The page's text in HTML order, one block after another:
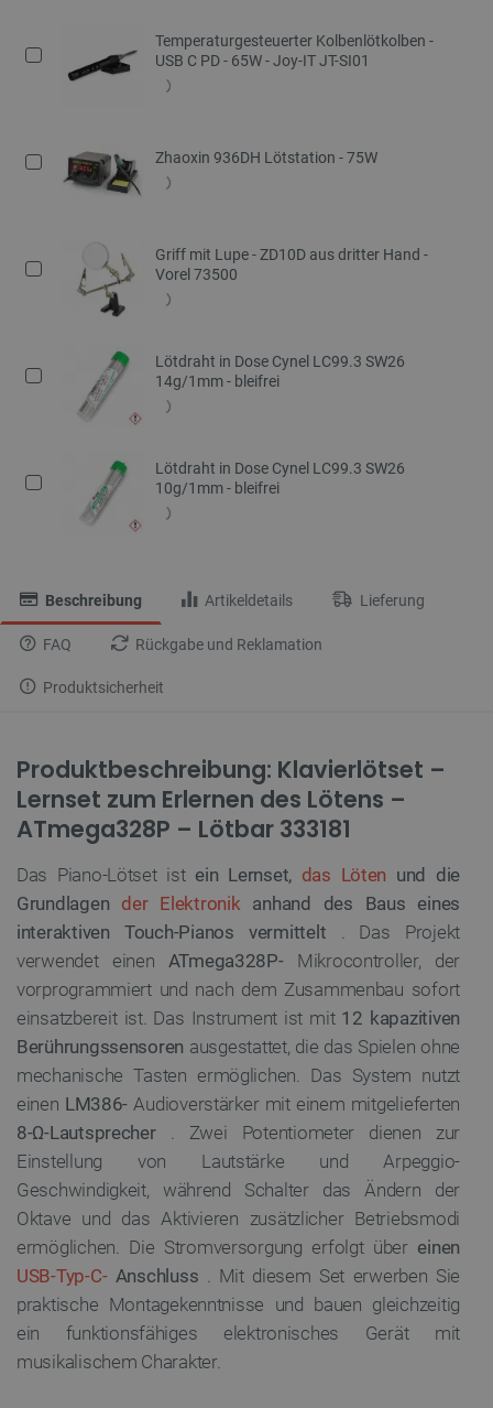
Temperaturgesteuerter Kolbenlötkolben -
USB C PD - 65W - Joy-IT JT-SI01
Zhaoxin 936DH Lötstation - 75W
Griff mit Lupe - ZD10D aus dritter Hand -
Vorel 73500
Lötdraht in Dose Cynel LC99.3 SW26
14g/1mm - bleifrei
Lötdraht in Dose Cynel LC99.3 SW26
10g/1mm - bleifrei
Beschreibung Artikeldetails Lieferung
FAQ Rückgabe und Reklamation
Produktsicherheit
Produktbeschreibung: Klavierlötset –
Lernset zum Erlernen des Lötens –
ATmega328P – Lötbar 333181
Das Piano-Lötset ist ein Lernset, das Löten und die
Grundlagen der Elektronik anhand des Baus eines
interaktiven Touch-Pianos vermittelt . Das Projekt
verwendet einen ATmega328P-Mikrocontroller, der
vorprogrammiert und nach dem Zusammenbau sofort
einsatzbereit ist. Das Instrument ist mit 12 kapazitiven
Berührungssensoren ausgestattet, die das Spielen ohne
mechanische Tasten ermöglichen. Das System nutzt
einen LM386- Audioverstärker mit einem mitgelieferten
8-Ω-Lautsprecher. Zwei Potentiometer dienen zur
Einstellung von Lautstärke und Arpeggio-
Geschwindigkeit, während Schalter das Ändern der
Oktave und das Aktivieren zusätzlicher Betriebsmodi
ermöglichen. Die Stromversorgung erfolgt über einen
USB-Typ-C-Anschluss . Mit diesem Set erwerben Sie
praktische Montagekenntnisse und bauen gleichzeitig
ein funktionsfähiges elektronisches Gerät mit
musikalischem Charakter.